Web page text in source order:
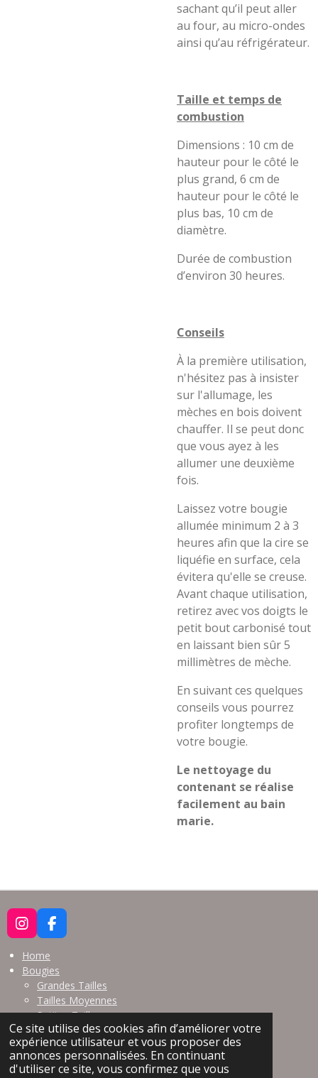
Ce site utilise des cookies afin d’améliorer votre
expérience utilisateur et vous proposer des
annonces personnalisées. En continuant
d'utiliser ce site, vous confirmez que vous
sachant qu’il peutaller
au four, au micro-ondes
ainsi qu’au réfrigérateur.
Taille et temps de
combustion
Dimensions : 10 cm de
hauteur pour le côté le
plus grand, 6 cm de
hauteur pour le côté le
plus bas, 10 cm de
diamètre.
Durée de combustion
d’environ 30 heures.
Conseils
À la première utilisation,
n'hésitez pas à insister
sur l'allumage, les
mèches en bois doivent
chauffer. Il se peut donc
que vous ayez à les
allumer une deuxième
fois.
Laissez votre bougie
allumée minimum 2 à 3
heures afin que la cire se
liquéfie en surface, cela
évitera qu'elle se creuse.
Avant chaque utilisation,
retirez avec vos doigts le
petit bout carbonisé tout
en laissant bien sûr 5
millimètres de mèche.
En suivant ces quelques
conseils vous pourrez
profiter longtemps de
votre bougie.
Le nettoyage du
contenant se réalise
facilement au bain
marie.
I
N
S
T
A
G
R
A
M
F
A
E
B
O
O
K
Home
Bougies
Grandes Tailles
Tailles Moyennes
Petites Tailles
Bougies de Massage
Points de vente
Contact